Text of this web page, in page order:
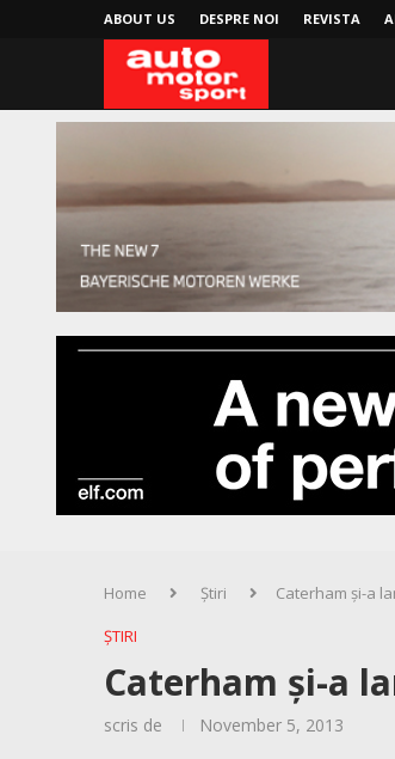
ABOUT US DESPRE NOI REVISTA
Home Știri
Caterham și-a
ȘTIRI
Caterham și-a
scris de November 5, 2013